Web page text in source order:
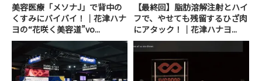
美容医療「メソナJ」で背中の
くすみにバイバイ！｜花津ハナ
ヨの“花咲く美容道”vo...
【最終回】脂肪溶解注射とハイ
フで、やせても残留するひざ肉
にアタック！｜花津ハナヨ...